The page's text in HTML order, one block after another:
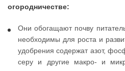
огородничестве:
Они обогащают почву
необходимы для роста и
удобрения содержат азот,
серу и другие макро- и